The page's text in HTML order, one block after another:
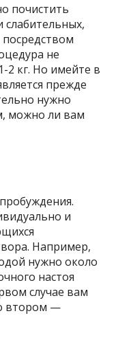
почистить
не
2 кг. Но имейте в
прежде
нужно
можно ли вам
и
Например,
нужно около
настоя
случае вам
втором —